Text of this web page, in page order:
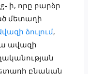
ի, որը բարձր
մետաղի
ձուլում,
ավազի
բնական